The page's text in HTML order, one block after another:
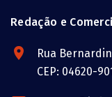
Redação e
Rua
CEP: 04620-